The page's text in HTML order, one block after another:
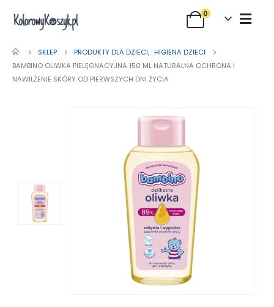
0
SKLEP PRODUKTY DLA DZIECI, HIGIENA DZIECI
BAMBINO OLIWKA PIELĘGNACYJNA 150 ML NATURALNA OCHRONA I
NAWILŻENIE SKÓRY OD PIERWSZYCH DNI ŻYCIA